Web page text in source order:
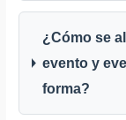
¿Cómo se
evento y
forma?